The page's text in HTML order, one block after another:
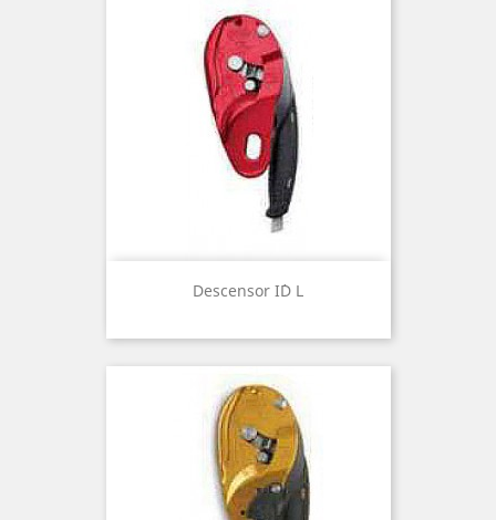
Descensor I´D L